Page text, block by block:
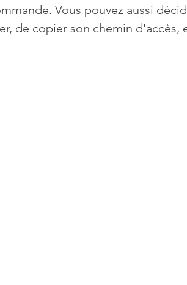
Vous pouvez aussi
de copier son chemin d'accès,